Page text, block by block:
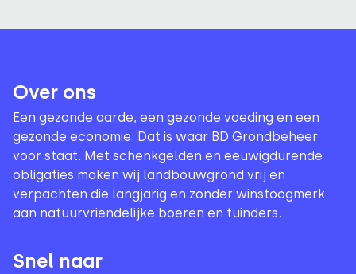
Over ons
Een gezonde aarde, een gezonde voeding en een
gezonde economie. Dat is waar BD Grondbeheer
voor staat. Met schenkgelden en eeuwigdurende
obligaties maken wij landbouwgrond vrij en
verpachten die langjarig en zonder winstoogmerk
aan natuurvriendelijke boeren en tuinders.
Snel naar